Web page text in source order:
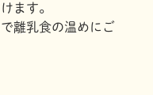
ます。
離乳食の温めにご